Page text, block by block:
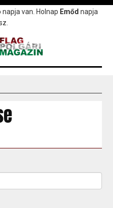
napja van. Holnap Emőd napja